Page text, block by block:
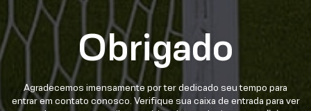
Obrigado
Agradecemos imensamente por ter dedicado seu tempo para
entrar em contato conosco. Verifique sua caixa de entrada para ver